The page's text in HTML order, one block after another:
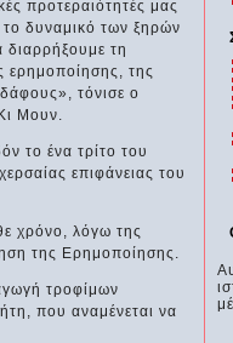
προτεραιότητές μας
δυναμικό των ξηρών
τη
ερημοποίησης, της
τόνισε ο
Μουν.
το ένα τρίτο του
επιφάνειας του
χρόνο, λόγω της
της Ερημοποίησης.
τροφίμων
που αναμένεται να